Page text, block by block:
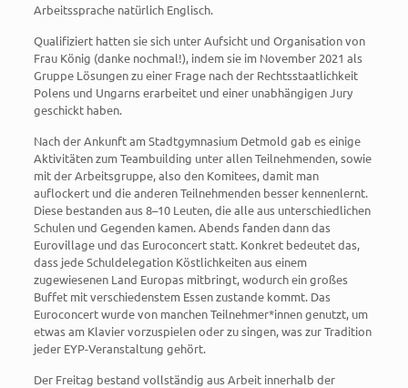
Arbeitssprache natürlich Englisch.
Qualifiziert hatten sie sich unter Aufsicht und Organisation von
Frau König (danke nochmal!), indem sie im November 2021 als
Gruppe Lösungen zu einer Frage nach der Rechtsstaatlichkeit
Polens und Ungarns erarbeitet und einer unabhängigen Jury
geschickt haben.
Nach der Ankunft am Stadtgymnasium Detmold gab es einige
Aktivitäten zum Teambuilding unter allen Teilnehmenden, sowie
mit der Arbeitsgruppe, also den Komitees, damit man
auflockert und die anderen Teilnehmenden besser kennenlernt.
Diese bestanden aus 8–­­­10 Leuten, die alle aus unterschiedlichen
Schulen und Gegenden kamen. Abends fanden dann das
Eurovillage und das Euroconcert statt. Konkret bedeutet das,
dass jede Schuldelegation Köstlichkeiten aus einem
zugewiesenen Land Europas mitbringt, wodurch ein großes
Buffet mit verschiedenstem Essen zustande kommt. Das
Euroconcert wurde von manchen Teilnehmer*innen genutzt, um
etwas am Klavier vorzuspielen oder zu singen, was zur Tradition
jeder EYP-Veranstaltung gehört.
Der Freitag bestand vollständig aus Arbeit innerhalb der